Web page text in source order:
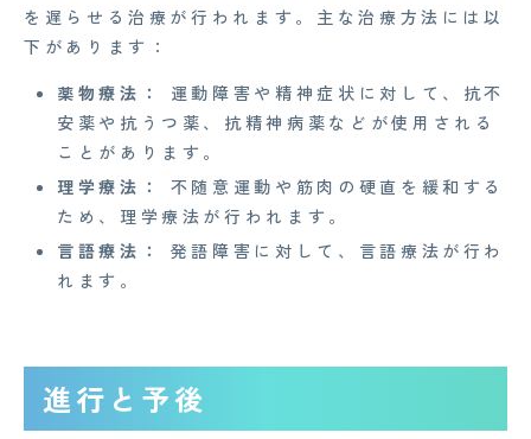
を遅らせる治療が行われます。主な治療方法には以
下があります：
薬物療法：
運動障害や精神症状に対して、抗不
安薬や抗うつ薬、抗精神病薬などが使用される
ことがあります。
理学療法：
不随意運動や筋肉の硬直を緩和する
ため、理学療法が行われます。
言語療法：
発語障害に対して、言語療法が行わ
れます。
進行と予後
個人情報保護方針
情報セキュリティ基本方針
特定商取引法に基づく表記
Copyright© 2023 Medi Face, Ltd. All Right Reserved.